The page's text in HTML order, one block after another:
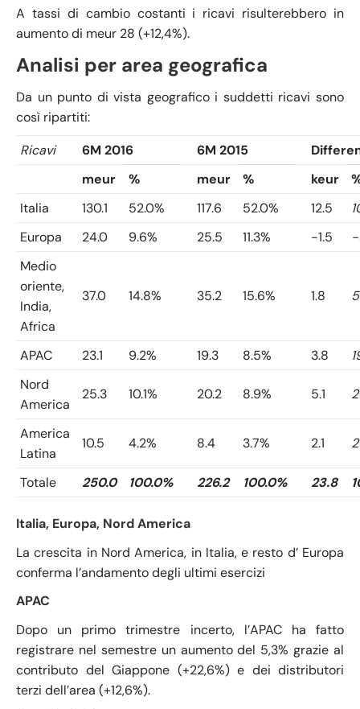
A tassi di cambio costanti i ricavi risulterebbero in
aumento di meur 28 (+12,4%).
Analisi per area geografica
Da un punto di vista geografico i suddetti ricavi sono
così ripartiti:
Ricavi
6M 2016 6M 2015
meur
% meur % keur
Italia
130.1 52.0% 117.6 52.0% 12.5
Europa
24.0 9.6% 25.5 11.3% -1.5
-
Medio
oriente,
India,
Africa
37.0 14.8% 35.2 15.6% 1.8
APAC 23.1 9.2% 19.3 8.5% 3.8
Nord
America
25.3 10.1% 20.2 8.9% 5.1
America
Latina
10.5 4.2% 8.4 3.7% 2.1
Totale 250.0 100.0% 226.2 100.0% 23.8
Italia, Europa, Nord America
La crescita in Nord America, in Italia, e resto d’ Europa
conferma l’andamento degli ultimi esercizi
APAC
Dopo un primo trimestre incerto, l’APAC ha fatto
registrare nel semestre un aumento del 5,3% grazie al
contributo del Giappone (+22,6%) e dei distributori
terzi dell’area (+12,6%).